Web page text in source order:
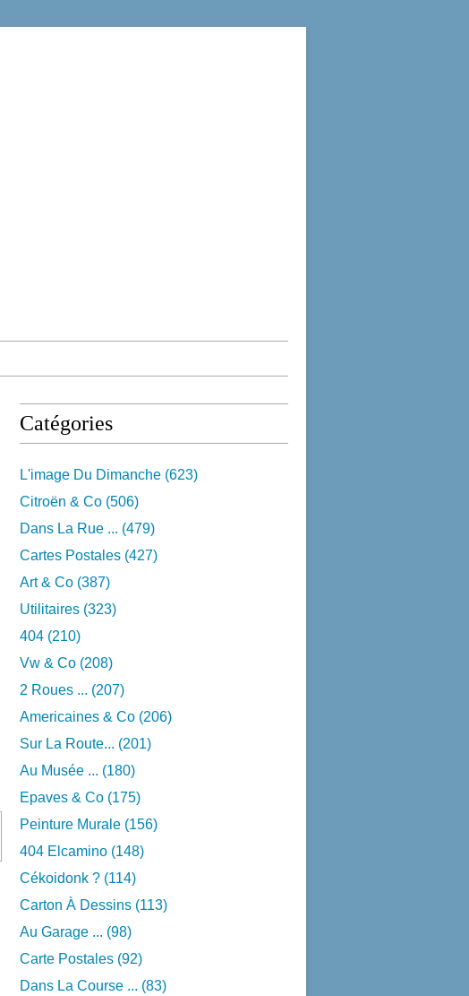
Catégories
L'image Du Dimanche (623)
Citroën & Co (506)
Dans La Rue ... (479)
Cartes Postales (427)
Art & Co (387)
Utilitaires (323)
404 (210)
Vw & Co (208)
2 Roues ... (207)
Americaines & Co (206)
Sur La Route... (201)
Au Musée ... (180)
Epaves & Co (175)
Peinture Murale (156)
404 Elcamino (148)
Cékoidonk ? (114)
Carton À Dessins (113)
Au Garage ... (98)
Carte Postales (92)
Dans La Course ... (83)